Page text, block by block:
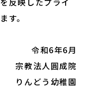
す。
令和6年6月
宗教法人圓成院
りんどう幼稚園